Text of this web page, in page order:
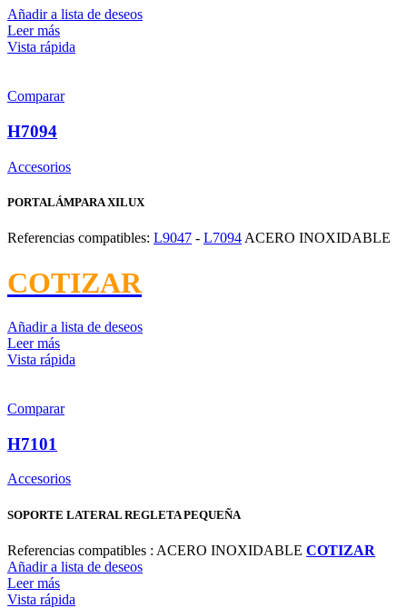
Añadir a lista de deseos
Leer más
Vista rápida
Comparar
H7094
Accesorios
PORTALÁMPARA XILUX
Referencias compatibles: L9047 - L7094 ACERO INOXIDABLE
COTIZAR
Añadir a lista de deseos
Leer más
Vista rápida
Comparar
H7101
Accesorios
SOPORTE LATERAL REGLETA PEQUEÑA
Referencias compatibles : ACERO INOXIDABLE COTIZAR
Añadir a lista de deseos
Leer más
Vista rápida